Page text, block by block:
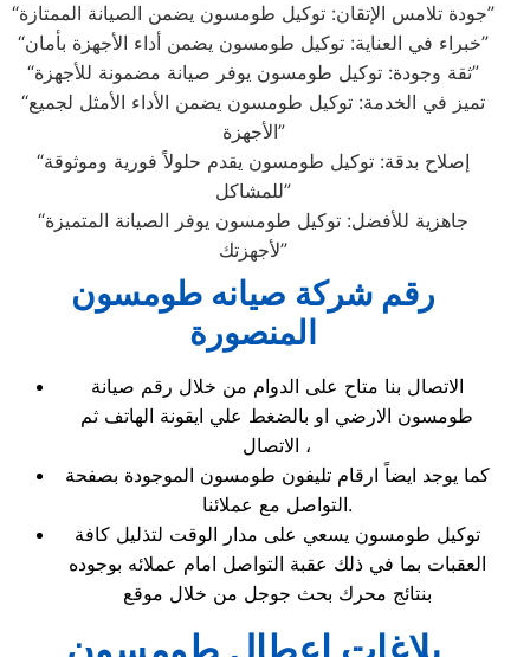
“جودة تلامس الإتقان: توكيل طومسون يضمن الصيانة الممتازة”
“خبراء في العناية: توكيل طومسون يضمن أداء الأجهزة بأمان”
“ثقة وجودة: توكيل طومسون يوفر صيانة مضمونة للأجهزة”
“تميز في الخدمة: توكيل طومسون يضمن الأداء الأمثل لجميع
الأجهزة”
“إصلاح بدقة: توكيل طومسون يقدم حلولاً فورية وموثوقة
للمشاكل”
“جاهزية للأفضل: توكيل طومسون يوفر الصيانة المتميزة
لأجهزتك”
رقم شركة صيانه طومسون
المنصورة
الاتصال بنا متاح على الدوام من خلال رقم صيانة
طومسون الارضي او بالضغط علي ايقونة الهاتف ثم
الاتصال ،
كما يوجد ايضاً ارقام تليفون طومسون الموجودة بصفحة
التواصل مع عملائنا.
توكيل طومسون يسعي على مدار الوقت لتذليل كافة
العقبات بما في ذلك عقبة التواصل امام عملائه بوجوده
بنتائج محرك بحث جوجل من خلال موقع